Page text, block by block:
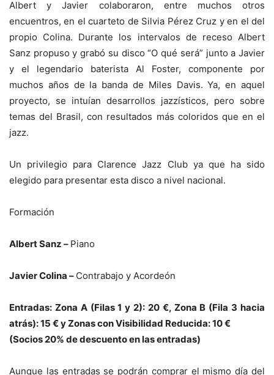
Albert y Javier colaboraron, entre muchos otros
encuentros, en el cuarteto de Silvia Pérez Cruz y en el del
propio Colina. Durante los intervalos de receso Albert
Sanz propuso y grabó su disco “O qué será” junto a Javier
y el legendario baterista Al Foster, componente por
muchos años de la banda de Miles Davis. Ya, en aquel
proyecto, se intuían desarrollos jazzísticos, pero sobre
temas del Brasil, con resultados más coloridos que en el
jazz.
Un privilegio para Clarence Jazz Club ya que ha sido
elegido para presentar esta disco a nivel nacional.
Formación
Albert Sanz – Piano
Javier Colina – Contrabajo y Acordeón
Entradas: Zona A (Filas 1 y 2): 20 €, Zona B (Fila 3 hacia
atrás): 15 € y Zonas con Visibilidad Reducida: 10 €
(Socios 20% de descuento en las entradas)
Aunque las entradas se podrán comprar el mismo día del